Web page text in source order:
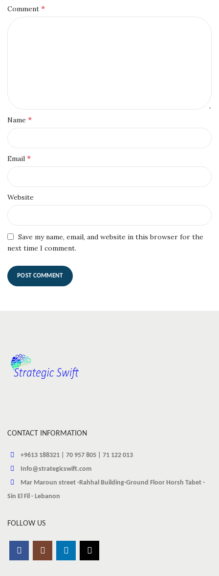
Comment *
Name *
Email *
Website
Save my name, email, and website in this browser for the
next time I comment.
CONTACT INFORMATION
+9613 188321 | 70 957 805 | 71 122 013
Info@strategicswift.com
Mar Maroun street -Rahhal Building-Ground Floor Horsh Tabet -
Sin El Fil - Lebanon
FOLLOW US